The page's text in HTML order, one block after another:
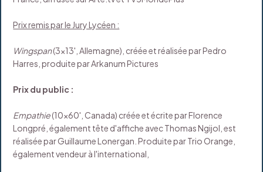
Prix remis par le Jury Lycéen :
Wingspan(3x13', Allemagne), créée et réalisée par Pedro
Harres, produite par Arkanum Pictures
Prix du public :
Empathie(10x60', Canada) créée et écrite par Florence
Longpré, également tête d'affiche avec Thomas Ngijol, est
réalisée par Guillaume Lonergan. Produite par Trio Orange,
également vendeur à l'international,